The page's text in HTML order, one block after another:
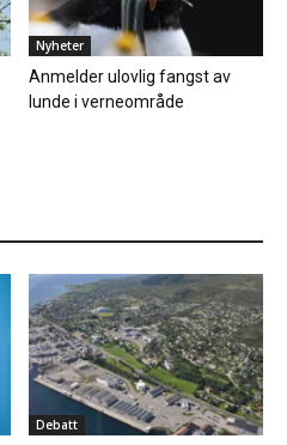
Nyheter
Anmelder ulovlig fangst av
lunde i verneområde
Debatt